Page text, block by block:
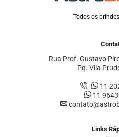
Todos os
Rua Prof. Gustavo
Pq. Vila
11
11
Links